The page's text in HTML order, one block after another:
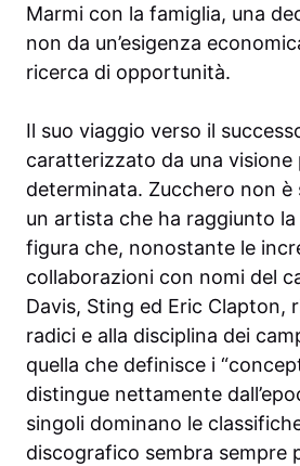
Marmi con la famiglia, una
non da un’esigenza
ricerca di opportunità.
Il suo viaggio verso il
caratterizzato da una visione
determinata. Zucchero non è
un artista che ha raggiunto la
figura che, nonostante le
collaborazioni con nomi del
Davis, Sting ed Eric Clapton,
radici e alla disciplina dei
quella che definisce i
distingue nettamente
singoli dominano le
discografico sembra sempre